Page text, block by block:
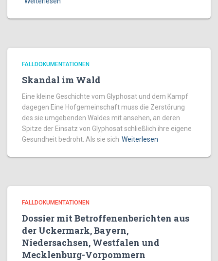
FALLDOKUMENTATIONEN
Skandal im Wald
Eine kleine Geschichte vom Glyphosat und dem Kampf
dagegen Eine Hofgemeinschaft muss die Zerstörung
des sie umgebenden Waldes mit ansehen, an deren
Spitze der Einsatz von Glyphosat schließlich ihre eigene
Gesundheit bedroht. Als sie sich Weiterlesen
FALLDOKUMENTATIONEN
Dossier mit Betroffenenberichten aus
der Uckermark, Bayern,
Niedersachsen, Westfalen und
Mecklenburg-Vorpommern